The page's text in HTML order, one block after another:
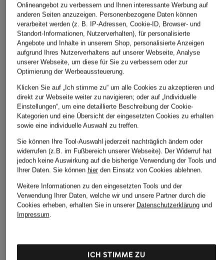
BEAUMONT
Satinblouson JODY
89,99 €
Bestpreis:179,95 €
Marc O'Polo
Satinblouson
99,99 €
Bestpreis: 84,96 €
Ursprünglich:199,95 €
TOMMY JEANS
Blouson
104,99 €
Bestpreis:97,74 €
Ursprünglich:179,99 €
Onlineangebot zu verbessern und Ihnen interessante Werbung auf
anderen Seiten anzuzeigen. Personenbezogene Daten können
verarbeitet werden (z. B. IP-Adressen, Cookie-ID, Browser- und
Standort-Informationen, Nutzerverhalten), für personalisierte
Angebote und Inhalte in unserem Shop, personalisierte Anzeigen
aufgrund Ihres Nutzerverhaltens auf unserer Webseite, Analyse
unserer Webseite, um diese für Sie zu verbessern oder zur
Optimierung der Werbeaussteuerung.
Klicken Sie auf „Ich stimme zu“ um alle Cookies zu akzeptieren und
direkt zur Webseite weiter zu navigieren; oder auf „Individuelle
Einstellungen“, um eine detaillierte Beschreibung der Cookie-
Kategorien und eine Übersicht der eingesetzten Cookies zu erhalten
sowie eine individuelle Auswahl zu treffen.
Sie können Ihre Tool-Auswahl jederzeit nachträglich ändern oder
widerrufen (z.B. im Fußbereich unserer Webseite). Der Widerruf hat
jedoch keine Auswirkung auf die bisherige Verwendung der Tools und
Ihrer Daten. Sie können hierden Einsatz von Cookies ablehnen.
Weitere Informationen zu den eingesetzten Tools und der
Verwendung Ihrer Daten, welche wir und unsere Partner durch die
Cookies erheben, erhalten Sie in unserer Datenschutzerklärungund
Impressum.
ICH STIMME ZU